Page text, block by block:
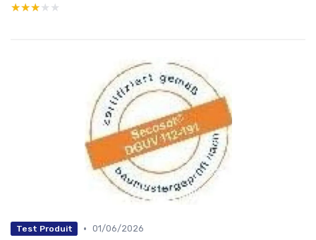
★★★★★
★★★★★
Test Produit • 01/06/2026